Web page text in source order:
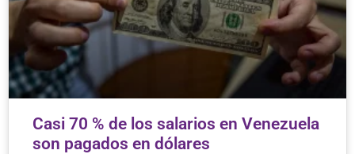
Casi 70 % de los salarios en Venezuela
son pagados en dólares